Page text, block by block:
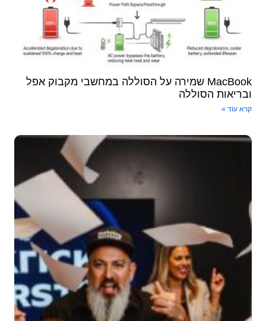
MacBook שמירה על הסוללה במחשבי מקבוק אפל
ובריאות הסוללה
קרא עוד »